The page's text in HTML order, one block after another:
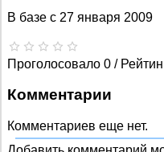
В базе с 27 января 2009
Проголосовало 0 /
Комментарии
Комментариев еще нет.